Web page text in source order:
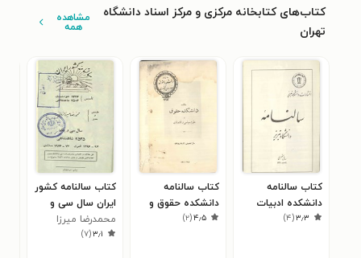
کتاب‌های کتابخانه مرکزی و مرکز اسناد دانشگاه
تهران
مشاهده
همه
کتاب سالنامه
دانشکده ادبیات
تبریز سال ۱۳۳۰
۳٫۳(۴)
کتاب سالنامه
دانشکده حقوق و
علوم سیاسی و
۴٫۵(۲)
کتاب سالنامه کشور
ایران سال سی و
یکم ۲۵۳۵
محمد‌رضا میرزا
زمانی
۳٫۱(۷)